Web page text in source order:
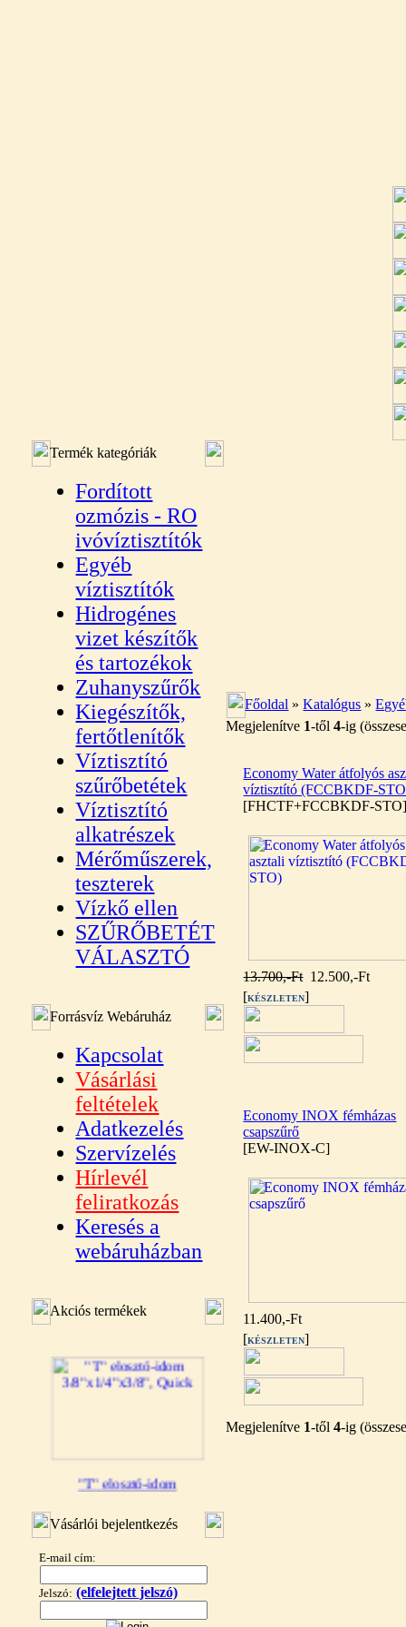
Termék kategóriák
Fordított
ozmózis - RO
ivóvíztisztítók
Egyéb
víztisztítók
Hidrogénes
vizet készítők
és tartozékok
Zuhanyszűrők
Kiegészítők,
fertőtlenítők
Víztisztító
szűrőbetétek
Víztisztító
alkatrészek
Mérőműszerek,
teszterek
Vízkő ellen
SZŰRŐBETÉT
VÁLASZTÓ
Forrásvíz Webáruház
Kapcsolat
Vásárlási
feltételek
Adatkezelés
Szervízelés
Hírlevél
feliratkozás
Keresés a
webáruházban
Akciós termékek
"T" elosztó-idom
3/8"x1/4"x3/8", Quick
360,-Ft
Vásárlói bejelentkezés
E-mail cím:
Jelszó: (elfelejtett jelszó)
Főoldal »Katalógus »
Megjelenítve 1-től4-ig
Economy Water átfolyós
víztisztító (FCCBKDF-
[FHCTF+FCCBKDF-
13.700,-Ft 12.500,-Ft
[KÉSZLETEN]
Economy INOX fémházas
csapszűrő
[EW-INOX-C]
11.400,-Ft
[KÉSZLETEN]
Megjelenítve 1-től4-ig